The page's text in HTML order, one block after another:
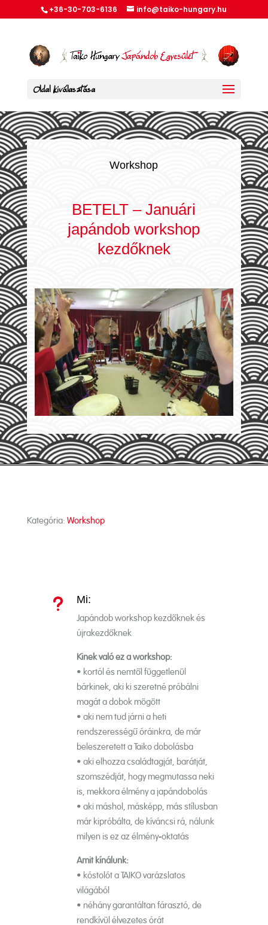
+36-30-703-6136 info@taiko-hungary.hu
Oldal kiválasztása
Workshop
BETELT – Januári
japándob workshop
kezdőknek
Kategória: Workshop
u Mi:
Japándob workshop kezdőknek és
újrakezdőknek
Kinek való ez a workshop:
• kortól és nemtől függetlenül
bárkinek, aki ki szeretné próbálni
magát a dobok mögött
• aki nem tud járni a heti
rendszerességű óráinkra, de már
beleszeretett a Taiko dobolásba
• aki elhozza családtagját, barátját,
szomszédját, hogy megmutassa neki
is, mekkora élmény a japándobolás
• aki máshol, másképp, más stílusban
már kipróbálta, de kíváncsi rá, nálunk
milyen is ez az élmény-oktatás
Amit kínálunk:
• kóstolót a TAIKO varázslatos
világából
• néhány garantáltan fárasztó, de
rendkívül élvezetes órát